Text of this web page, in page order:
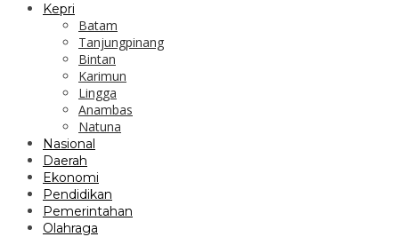
Kepri
Batam
Tanjungpinang
Bintan
Karimun
Lingga
Anambas
Natuna
Nasional
Daerah
Ekonomi
Pendidikan
Pemerintahan
Olahraga